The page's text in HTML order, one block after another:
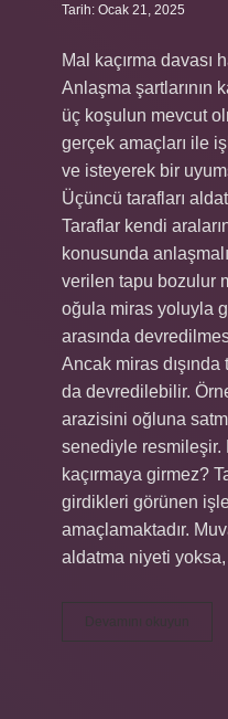
Tarih: Ocak 21, 2025
Mal kaçırma davası
Anlaşma şartlarının
üç koşulun mevcut
gerçek amaçları ile
ve isteyerek bir
Üçüncü tarafları
Taraflar kendi
konusunda
verilen tapu bozulur
oğula miras yoluyla
arasında
Ancak miras
da devredilebilir.
arazisini oğluna
senediyle resmileşir.
kaçırmaya girmez?
girdikleri görünen
amaçlamaktadır.
aldatma niyeti
Devamını okuyun